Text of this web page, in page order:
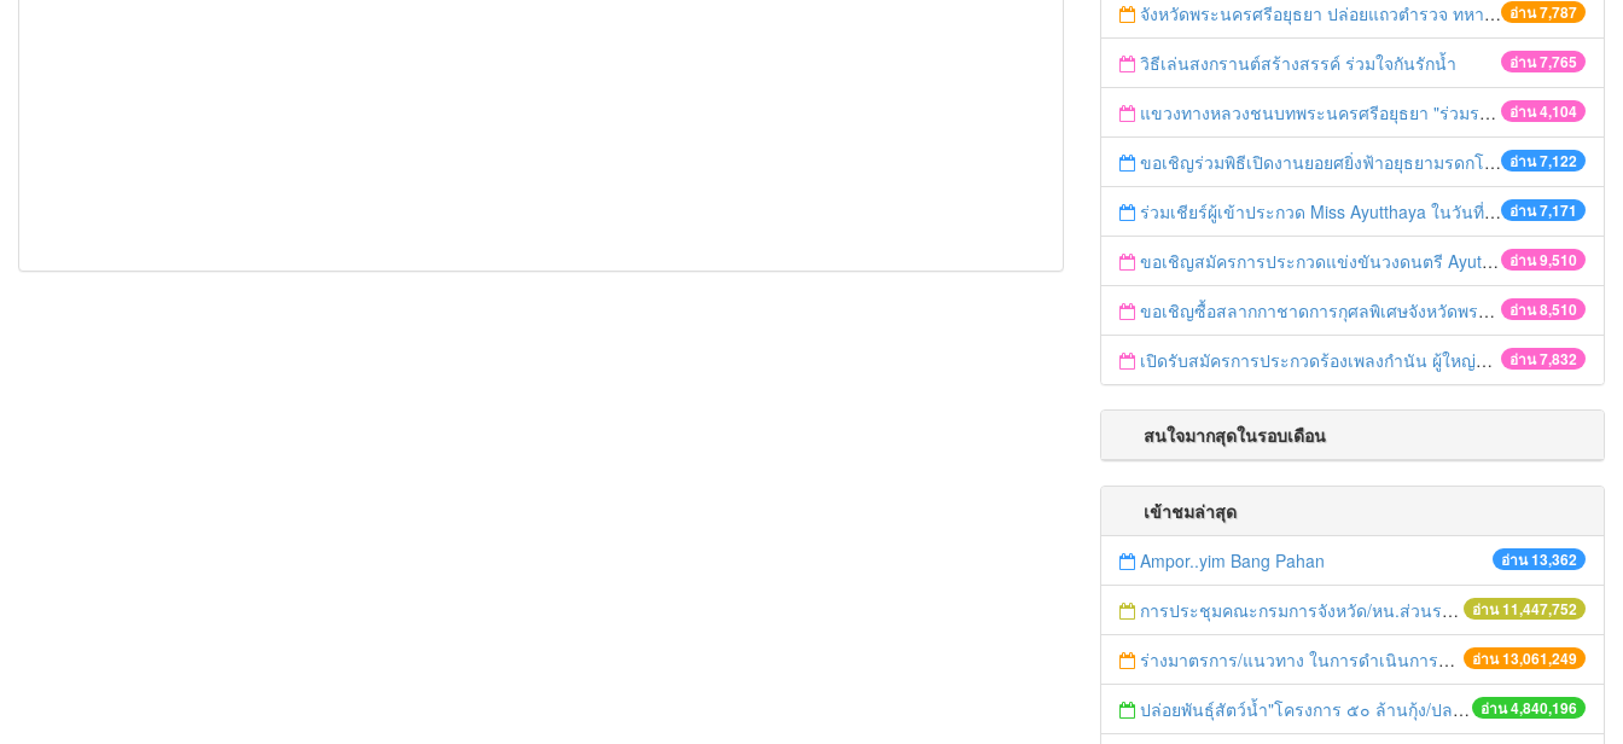
อ่าน 7,787
จังหวัดพระนครศรีอยุธยา ปล่อยแถวตำรวจ ทหาร ฝ่ายปกครอง กว่า 100 นาย ตรวจเข้มท่ารถสาธารณะ สถานีขนส่งรถโดยสาร วินรถตู้ และสถานีรถไฟ เตรียมรับมือเทศกาลสงกรานต์
อ่าน 7,765
วิธีเล่นสงกรานต์สร้างสรรค์ ร่วมใจกันรักน้ำ
อ่าน 4,104
แขวงทางหลวงชนบทพระนครศรีอยุธยา "ร่วมรณรงค์ ขับช้า เปิดไฟหน้า คาดเข็มขัด" เทศกาลสงกรานต์ ปี 2561
อ่าน 7,122
ขอเชิญร่วมพิธีเปิดงานยอยศยิ่งฟ้าอยุธยามรดกโลก
อ่าน 7,171
ร่วมเชียร์ผู้เข้าประกวด Miss Ayutthaya ในวันที่ 15 ธันวาคม 2560
อ่าน 9,510
ขอเชิญสมัครการประกวดแข่งขันวงดนตรี Ayutthaya battle of the bands
อ่าน 8,510
ขอเชิญซื้อสลากกาชาดการกุศลพิเศษจังหวัดพระนครศรีอยุธยา 2560
อ่าน 7,832
เปิดรับสมัครการประกวดร้องเพลงกำนัน ผู้ใหญ่บ้าน ฯลฯ
สนใจมากสุดในรอบเดือน
เข้าชมล่าสุด
อ่าน 13,362
Ampor..yim Bang Pahan
อ่าน 11,447,752
การประชุมคณะกรมการจังหวัด/หน.ส่วนราชการประจำเดือน มิถุนายน 2558
อ่าน 13,061,249
ร่างมาตรการ/แนวทาง ในการดำเนินการประกอบการตรวจราชการแบบบูรณาการ
อ่าน 4,840,196
ปล่อยพันธุ์สัตว์น้ำ"โครงการ ๕๐ ล้านกุ้ง/ปลา ฟื้นชีวิตใหม่ให้เจ้าพระยา